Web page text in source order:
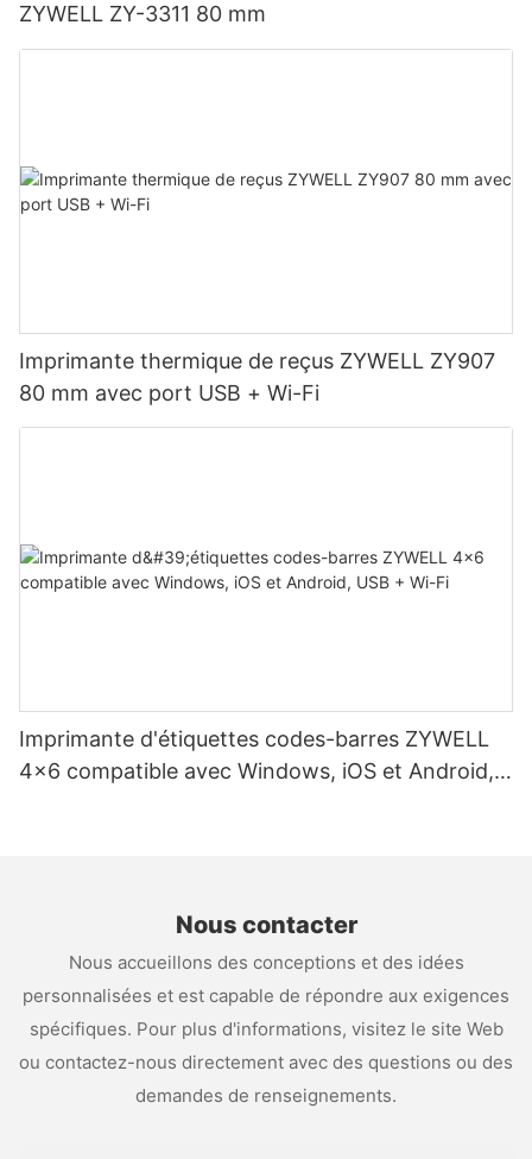
ZYWELL ZY-3311 80 mm
Imprimante thermique de reçus ZYWELL ZY907
80 mm avec port USB + Wi-Fi
Imprimante d'étiquettes codes-barres ZYWELL
4x6 compatible avec Windows, iOS et Android,
Nous contacter
Nous accueillons des conceptions et des idées
personnalisées et est capable de répondre aux exigences
spécifiques. Pour plus d'informations, visitez le site Web
ou contactez-nous directement avec des questions ou des
demandes de renseignements.